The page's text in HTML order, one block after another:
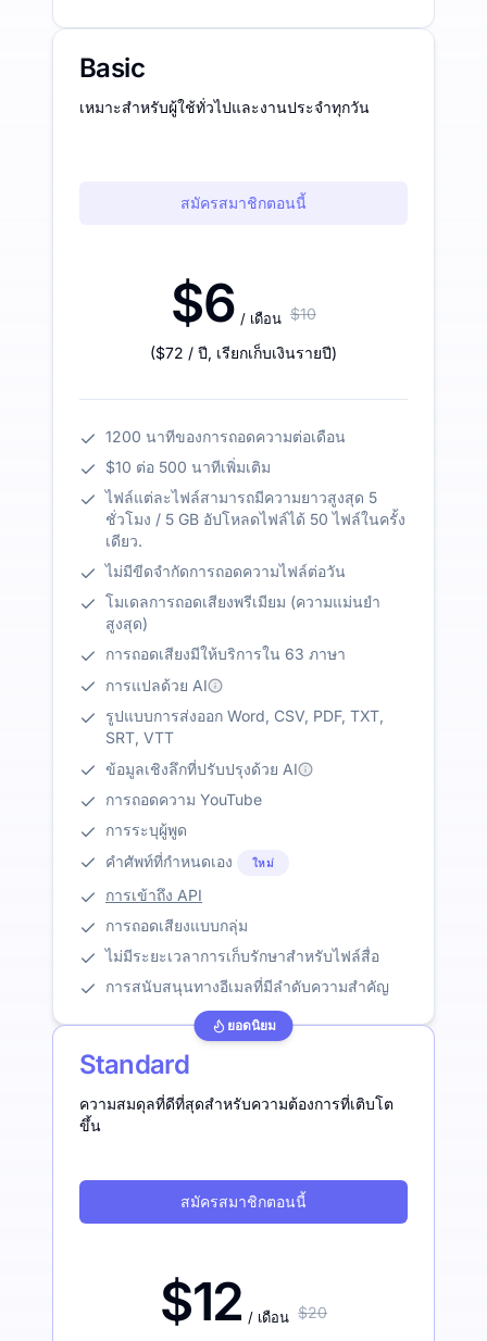
Basic
เหมาะสำหรับผู้ใช้ทั่วไปและงานประจำทุกวัน
สมัครสมาชิกตอนนี้
$6 / เดือน $10
($72 / ปี, เรียกเก็บเงินรายปี)
1200 นาทีของการถอดความต่อเดือน
$10 ต่อ 500 นาทีเพิ่มเติม
ไฟล์แต่ละไฟล์สามารถมีความยาวสูงสุด 5
ชั่วโมง / 5 GB อัปโหลดไฟล์ได้ 50 ไฟล์ในครั้ง
เดียว.
ไม่มีขีดจำกัดการถอดความไฟล์ต่อวัน
โมเดลการถอดเสียงพรีเมียม (ความแม่นยำ
สูงสุด)
การถอดเสียงมีให้บริการใน 63 ภาษา
การแปลด้วย AI
รูปแบบการส่งออก Word, CSV, PDF, TXT,
SRT, VTT
ข้อมูลเชิงลึกที่ปรับปรุงด้วย AI
การถอดความ YouTube
การระบุผู้พูด
คำศัพท์ที่กำหนดเอง
ใหม่
การเข้าถึง API
การถอดเสียงแบบกลุ่ม
ไม่มีระยะเวลาการเก็บรักษาสำหรับไฟล์สื่อ
การสนับสนุนทางอีเมลที่มีลำดับความสำคัญ
ยอดนิยม
Standard
ความสมดุลที่ดีที่สุดสำหรับความต้องการที่เติบโต
ขึ้น
สมัครสมาชิกตอนนี้
$12 / เดือน $20